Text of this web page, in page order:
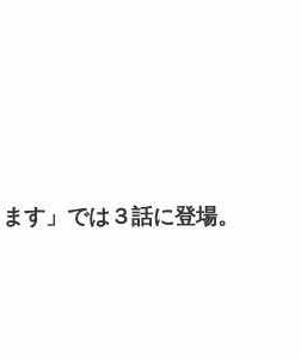
す」では３話に登場。